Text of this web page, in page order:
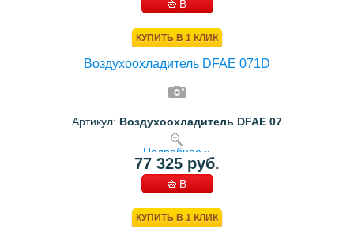
В
КУПИТЬ В 1 КЛИК
Воздухоохладитель DFAE 071D
Артикул: Воздухоохладитель DFAE 07
Подробнее »
77 325 руб.
В
КУПИТЬ В 1 КЛИК